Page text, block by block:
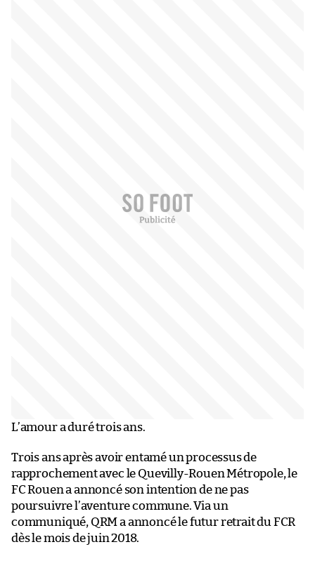
L’amour a duré trois ans.
Trois ans après avoir entamé un processus de
rapprochement avec le Quevilly-Rouen Métropole, le
FC Rouen a annoncé son intention de ne pas
poursuivre l’aventure commune. Via un
communiqué, QRM a annoncé le futur retrait du FCR
dès le mois de juin 2018.